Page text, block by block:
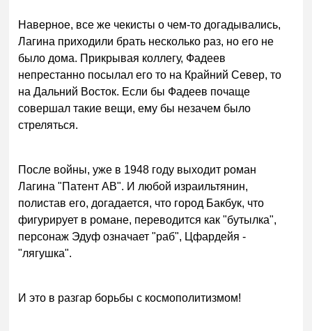
Наверное, все же чекисты о чем-то догадывались,
Лагина приходили брать несколько раз, но его не
было дома. Прикрывая коллегу, Фадеев
непрестанно посылал его то на Крайний Север, то
на Дальний Восток. Если бы Фадеев почаще
совершал такие вещи, ему бы незачем было
стреляться.
После войны, уже в 1948 году выходит роман
Лагина "Патент АВ". И любой израильтянин,
полистав его, догадается, что город Бакбук, что
фигурирует в романе, переводится как "бутылка",
персонаж Эдуф означает "раб", Цфардейя -
"лягушка".
И это в разгар борьбы с космополитизмом!